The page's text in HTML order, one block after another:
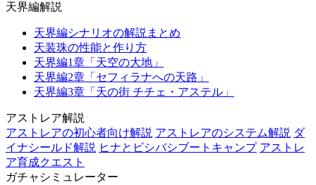
天界編解説
天界編シナリオの解説まとめ
天装珠の性能と作り方
天界編1章「天空の大地」
天界編2章「セフィラナへの天路」
天界編3章「天の街 チチェ・アステル」
アストレア解説
アストレアの初心者向け解説 アストレアのシステム解説 ダ
イナシールド解説 ヒナとビシバシブートキャンプ アストレ
ア育成クエスト
ガチャシミュレーター